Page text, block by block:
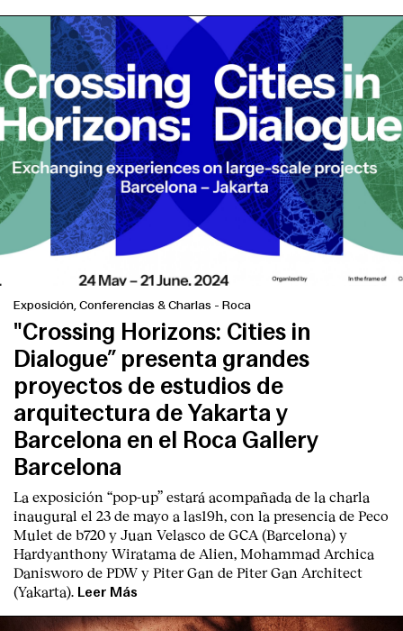
Exposición, Conferencias & Charlas - Roca
"Crossing Horizons: Cities in
Dialogue” presenta grandes
proyectos de estudios de
arquitectura de Yakarta y
Barcelona en el Roca Gallery
Barcelona
La exposición “pop-up” estará acompañada de la charla
inaugural el 23 de mayo a las19h, con la presencia de Peco
Mulet de b720 y Juan Velasco de GCA (Barcelona) y
Hardyanthony Wiratama de Alien, Mohammad Archica
Danisworo de PDW y Piter Gan de Piter Gan Architect
(Yakarta). Leer Más